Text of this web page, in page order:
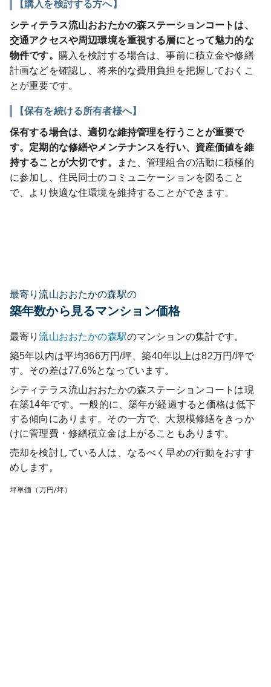
【購入を検討する方へ】
シティテラス流山おおたかの森ステーションコートは、
交通アクセスや周辺環境を重視する層にとって魅力的な
物件です。 購入を検討する場合は、事前に積立金や修繕
計画などを確認し、将来的な費用負担を把握しておくこ
とが重要です。
【保有を続ける所有者様へ】
保有する場合は、適切な維持管理を行うことが重要で
す。定期的な修繕やメンテナンスを行い、資産価値を維
持することが大切です。
また、管理組合の活動に積極的
に参加し、住民同士のコミュニケーションを図ること
で、より快適な住環境を維持することができます。
最寄り流山おおたかの森駅の
築年数から見るマンション価格
最寄り流山おおたかの森駅のマンションの集計です。
築5年以内は平均366万円/坪、築40年以上は82万円/坪で
す。その差は77.6%となっています。
シティテラス流山おおたかの森ステーションコート は現
在築14年です。一般的に、築年が経過すると価格は低下
する傾向にあります。その一方で、大規模修繕をきっか
けに管理費・修繕積立金は上がることもあります。
売却を検討している人は、なるべく早めの行動をおすす
めします。
坪単価（万円/坪）